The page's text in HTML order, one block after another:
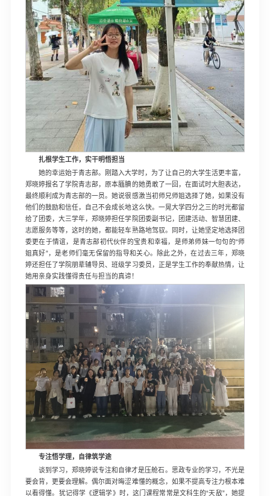
扎根学生工作，实干明悟担当
她的幸运始于青志部。刚踏入大学时，为了让自己的大学生活更丰富，
郑晓婷报名了学院青志部，原本腼腆的她勇敢了一回，在面试时大胆表达，
最终顺利成为青志部的一员。她说很感激当初师兄师姐选择了她，如果没有
他们的鼓励和信任，自己不会成长地这么快。一晃大学四分之三的时光都留
给了团委，大三学年，郑晓婷担任学院团委副书记，团建活动、智慧团建、
志愿服务等等，这时的她，都能轻车熟路地驾驭。同时，让她坚定地选择团
委更在于情谊，是青志部初代伙伴的宝贵和幸福，是师弟师妹一句句的“师
姐真好”，是老师们毫无保留的指导和关心。除此之外，在过去三年，郑晓
婷还担任了学院朋辈辅导员、班级学习委员，正是学生工作的奉献热情，让
她用亲身实践懂得责任与担当的真谛！
专注悟学理，自律筑学途
谈到学习，郑晓婷说专注和自律才是压舱石。思政专业的学习，不光是
要会背，更要会理解。偶尔面对晦涩难懂的概念，如果不提高专注力根本难
以看得懂。犹记得学《逻辑学》时，这门课程常常是文科生的“天敌”，她提